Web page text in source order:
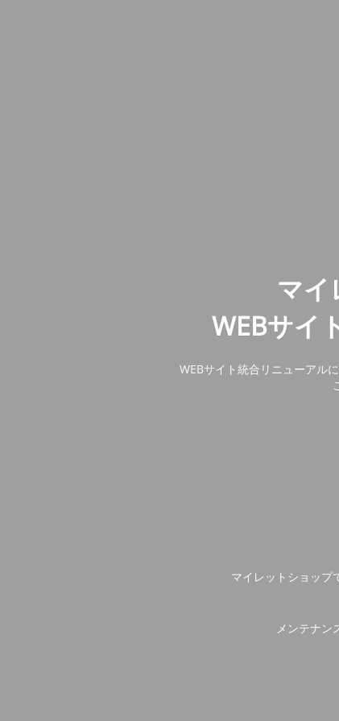
マイ
WEBサイ
WEBサイト統合リニューアル
マイレットショップ
メンテナン